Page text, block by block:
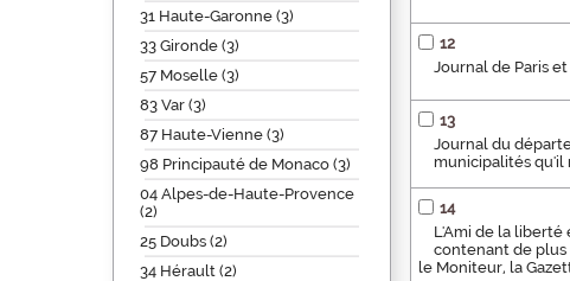
31 Haute-Garonne (3)
33 Gironde (3)
57 Moselle (3)
83 Var (3)
87 Haute-Vienne (3)
98 Principauté de Monaco (3)
04 Alpes-de-Haute-Provence
(2)
25 Doubs (2)
34 Hérault (2)
12
Journal de Paris
13
Journal du
municipalités qu'il
14
L'Ami de la liberté
contenant de plus
le Moniteur, la